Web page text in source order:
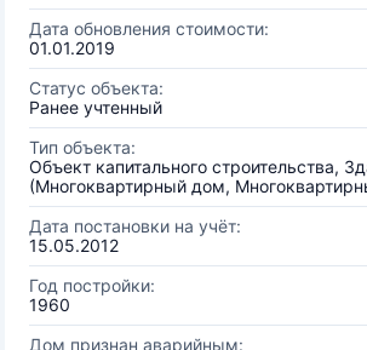
Дата обновления стоимости:
01.01.2019
Статус объекта:
Ранее учтенный
Тип объекта:
Объект капитального строительства,
(Многоквартирный дом,
Дата постановки на учёт:
15.05.2012
Год постройки:
1960
Дом признан аварийным: